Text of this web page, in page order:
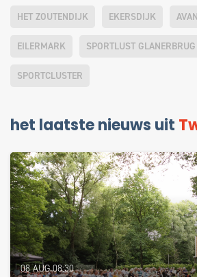
HET ZOUTENDIJK EKERSDIJK
EILERMARK SPORTLUST GLANERBRUG
SPORTCLUSTER
het laatste nieuws uit
08 AUG 08:30